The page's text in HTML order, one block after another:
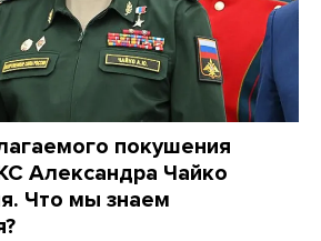
покушения
Александра Чайко
Что мы знаем